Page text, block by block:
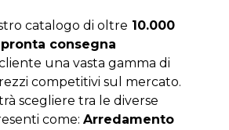
catalogo di oltre 10.000
consegna
una vasta gamma di
competitivi sul mercato.
scegliere tra le diverse
come: Arredamento